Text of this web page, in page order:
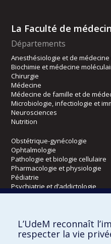
La Faculté de
Départements
Anesthésiologie et de
Biochimie et médecine
Chirurgie
Médecine
Médecine de famille et de
Microbiologie, infectiologie et
Neurosciences
Nutrition
Obstétrique-gynécologie
Ophtalmologie
Pathologie et biologie cellulaire
Pharmacologie et physiologie
Pédiatrie
Psychiatrie et d’addictologie
Radiologie, radio-oncologie et
Écoles
L’UdeM reconnaît
respecter la vie